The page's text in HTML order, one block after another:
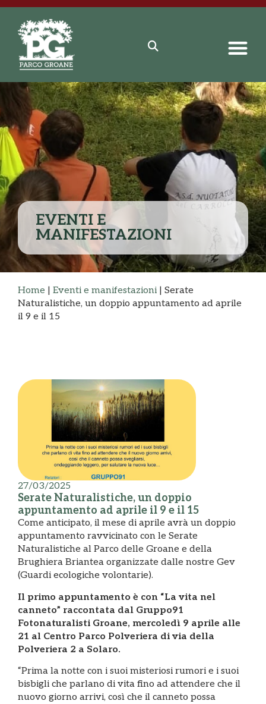
EVENTI E
MANIFESTAZIONI
Home | Eventi e manifestazioni | Serate
Naturalistiche, un doppio appuntamento ad aprile
il 9 e il 15
27/03/2025
Serate Naturalistiche, un doppio
appuntamento ad aprile il 9 e il 15
Come anticipato, il mese di aprile avrà un doppio
appuntamento ravvicinato con le Serate
Naturalistiche al Parco delle Groane e della
Brughiera Briantea organizzate dalle nostre Gev
(Guardi ecologiche volontarie).
Il primo appuntamento è con “La vita nel
canneto” raccontata dal Gruppo91
Fotonaturalisti Groane, mercoledì 9 aprile alle
21 al Centro Parco Polveriera di via della
Polveriera 2 a Solaro.
“Prima la notte con i suoi misteriosi rumori e i suoi
bisbigli che parlano di vita fino ad attendere che il
nuovo giorno arrivi, così che il canneto possa